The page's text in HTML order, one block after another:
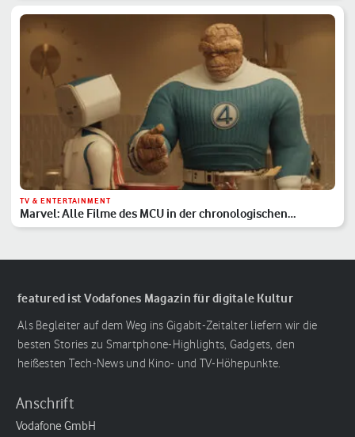
TV & ENTERTAINMENT
Marvel: Alle Filme des MCU in der chronologischen
Reihenfolge
featured ist Vodafones Magazin für digitale Kultur
Als Begleiter auf dem Weg ins Gigabit-Zeitalter liefern wir die
besten Stories zu Smartphone-Highlights, Gadgets, den
heißesten Tech-News und Kino- und TV-Höhepunkte.
Anschrift
Vodafone GmbH